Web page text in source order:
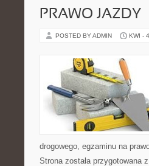
PRAWO JAZDY
POSTED BY ADMIN KWI -
drogowego, egzaminu na
Strona została przygotowana